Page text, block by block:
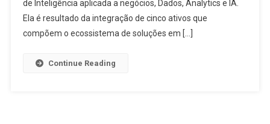
de Inteligência aplicada a negócios, Dados, Analytics e IA.
Ela é resultado da integração de cinco ativos que
compõem o ecossistema de soluções em […]
Continue Reading